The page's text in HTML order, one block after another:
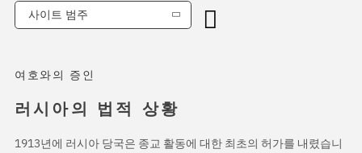
여호와의 증인
러시아의 법적 상황
1913년에 러시아 당국은 종교 활동에 대한 최초의 허가를 내렸습니
사이트 범주